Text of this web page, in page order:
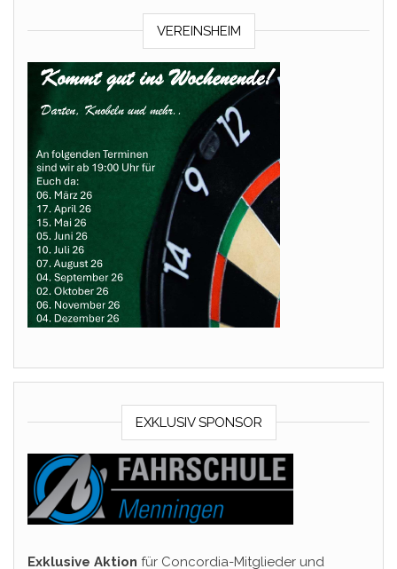
VEREINSHEIM
EXKLUSIV SPONSOR
Exklusive Aktion für Concordia-Mitglieder und